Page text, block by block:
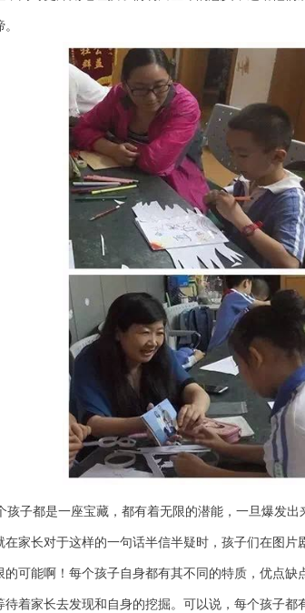
。
孩子都是一座宝藏，都有着无限的潜能，一旦爆发
在家长对于这样的一句话半信半疑时，孩子们在图
的可能啊！每个孩子自身都有其不同的特质，优点
待着家长去发现和自身的挖掘。可以说，每个孩子